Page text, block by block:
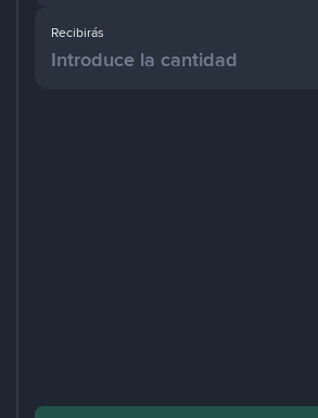
Recibirás